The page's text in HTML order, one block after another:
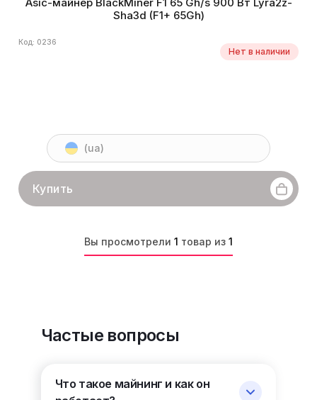
Sha3d (F1+ 65Gh)
Код: 0236
Нет в наличии
(ua)
Купить
Вы просмотрели 1 товар из 1
Частые вопросы
Что такое майнинг и как он